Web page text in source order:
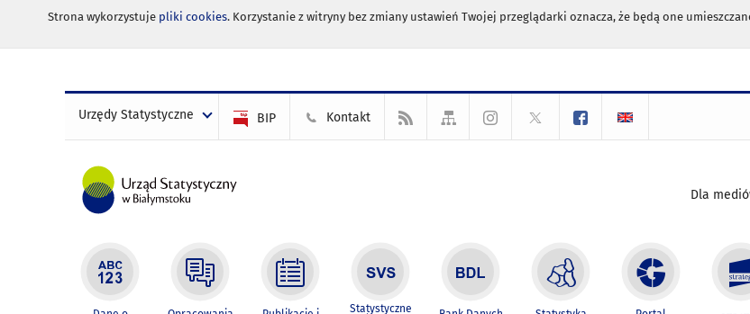
Strona wykorzystuje pliki cookies. Korzystanie z witryny bez zmiany ustawień Twojej przeglądarki oznacza, że będą one
Urzędy Statystyczne BIP Kontakt
Dla
Statystyczne